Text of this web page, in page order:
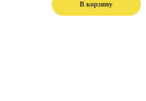
В корзину